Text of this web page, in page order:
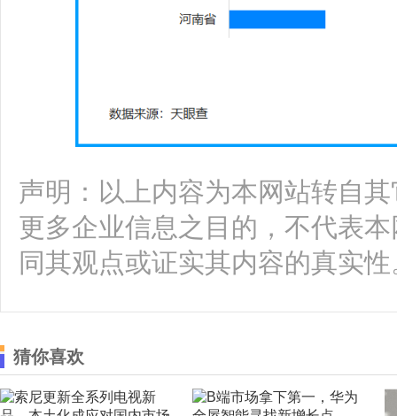
声明：以上内容为本网站转自
更多企业信息之目的，不代表
同其观点或证实其内容的真实
猜你喜欢